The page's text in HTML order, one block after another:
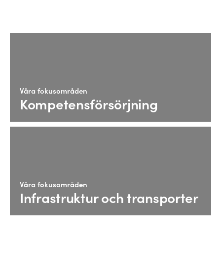
Våra fokusområden
Kompetensförsörjning
Våra fokusområden
Infrastruktur och transporter